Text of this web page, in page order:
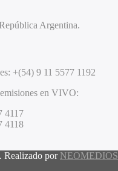
Argentina.
+(54) 9 11 5577 1192
en VIVO:
4117
4118
Realizado por NEOMEDIOS